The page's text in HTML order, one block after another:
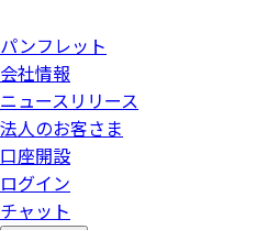
パンフレット
会社情報
ニュースリリース
法人のお客さま
口座開設
ログイン
チャット